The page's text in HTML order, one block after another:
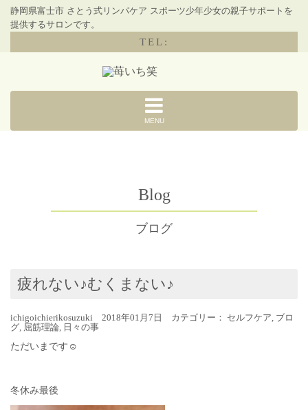
静岡県富士市 さとう式リンパケア スポーツ少年少女の親子サポートを
提供するサロンです。
TEL:
MENU
Blog
ブログ
疲れない♪むくまない♪
ichigoichierikosuzuki 2018年01月7日 カテゴリー： セルフケア, ブロ
グ, 屈筋理論, 日々の事
ただいまです☺︎
冬休み最後